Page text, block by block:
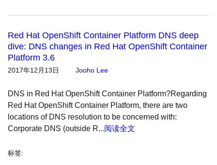
Red Hat OpenShift Container Platform DNS deep
dive: DNS changes in Red Hat OpenShift Container
Platform 3.6
2017年12月13日 Jooho Lee
DNS in Red Hat OpenShift Container Platform?Regarding
Red Hat OpenShift Container Platform, there are two
locations of DNS resolution to be concerned with:
Corporate DNS (outside R...阅读全文
标签: